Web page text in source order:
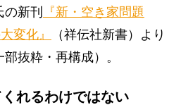
新刊
『新・空き家問題
変化』
（祥伝社新書）より
抜粋・再構成）。
れるわけではない